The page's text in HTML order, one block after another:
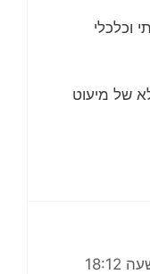
וכלכלי
של מיעוט